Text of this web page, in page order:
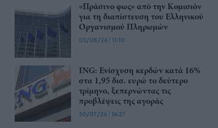
«Πράσινο φως» από την Κομισιόν
για τη διαπίστευση του Ελληνικού
Οργανισμού Πληρωμών
03/08/26 | 11:10
ING: Ενίσχυση κερδών κατά 16%
στα 1,95 δισ. ευρώ το δεύτερο
τρίμηνο, ξεπερνώντας τις
προβλέψεις της αγοράς
30/07/26 | 16:27